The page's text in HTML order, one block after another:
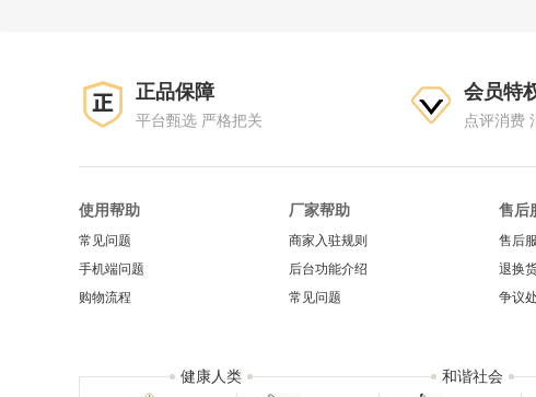
正品保障
平台甄选 严格把关
会员特
点评消费
使用帮助
常见问题
手机端问题
购物流程
厂家帮助
商家入驻规则
后台功能介绍
常见问题
售后
售后
退换
争议
健康人类 和谐社会